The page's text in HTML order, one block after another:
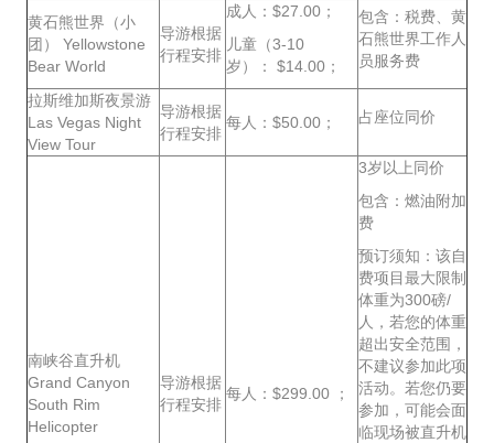
黄石熊世界（小
团） Yellowstone
Bear World
导游根据
行程安排
成人：$27.00；
儿童（3-10
岁）： $14.00；
包含：税费、黄
石熊世界工作人
员服务费
拉斯维加斯夜景游
Las Vegas Night
View Tour
导游根据
行程安排
每人：$50.00； 占座位同价
南峡谷直升机
Grand Canyon
South Rim
Helicopter
导游根据
行程安排
每人：$299.00 ；
3岁以上同价
包含：燃油附加
费
预订须知：该自
费项目最大限制
体重为300磅/
人，若您的体重
超出安全范围，
不建议参加此项
活动。若您仍要
参加，可能会面
临现场被直升机